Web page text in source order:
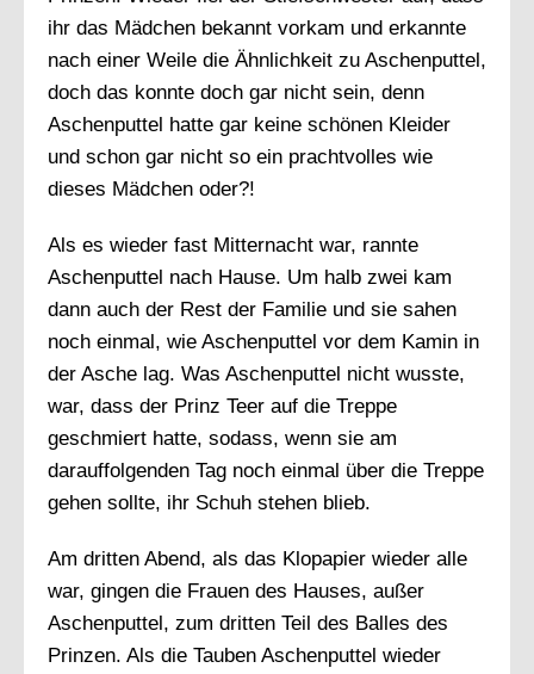
ihr das Mädchen bekannt vorkam und erkannte
nach einer Weile die Ähnlichkeit zu Aschenputtel,
doch das konnte doch gar nicht sein, denn
Aschenputtel hatte gar keine schönen Kleider
und schon gar nicht so ein prachtvolles wie
dieses Mädchen oder?!
Als es wieder fast Mitternacht war, rannte
Aschenputtel nach Hause. Um halb zwei kam
dann auch der Rest der Familie und sie sahen
noch einmal, wie Aschenputtel vor dem Kamin in
der Asche lag. Was Aschenputtel nicht wusste,
war, dass der Prinz Teer auf die Treppe
geschmiert hatte, sodass, wenn sie am
darauffolgenden Tag noch einmal über die Treppe
gehen sollte, ihr Schuh stehen blieb.
Am dritten Abend, als das Klopapier wieder alle
war, gingen die Frauen des Hauses, außer
Aschenputtel, zum dritten Teil des Balles des
Prinzen. Als die Tauben Aschenputtel wieder